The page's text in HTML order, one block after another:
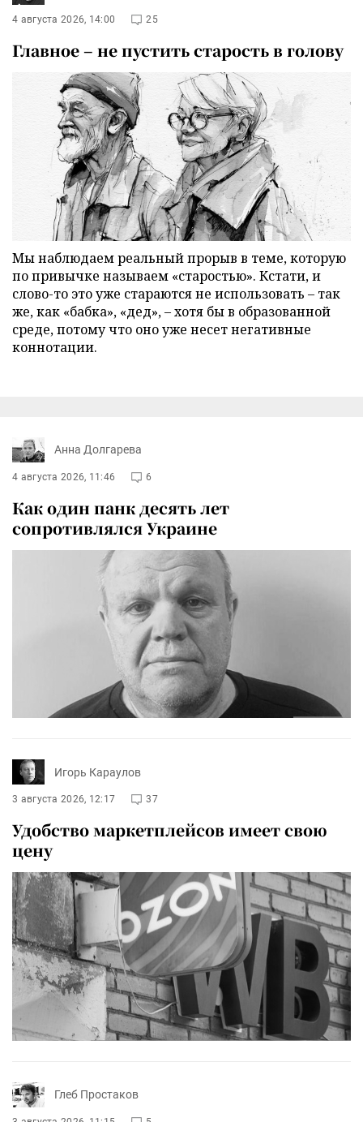
4 августа 2026, 14:00 25
Главное – не пустить старость в голову
Мы наблюдаем реальный прорыв в теме, которую
по привычке называем «старостью». Кстати, и
слово-то это уже стараются не использовать – так
же, как «бабка», «дед», – хотя бы в образованной
среде, потому что оно уже несет негативные
коннотации.
Анна Долгарева
4 августа 2026, 11:46 6
Как один панк десять лет
сопротивлялся Украине
Игорь Караулов
3 августа 2026, 12:17 37
Удобство маркетплейсов имеет свою
цену
Глеб Простаков